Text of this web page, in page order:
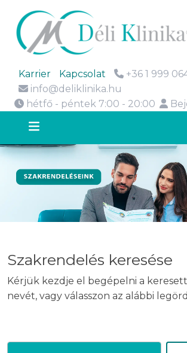
Karrier Kapcsolat
+36 1 999
info@deliklinika.hu
hétfő - péntek 7:00 - 20:00
Szakrendelés keresése
Kérjük kezdje el begépelni a
nevét, vagy válasszon az alábbi